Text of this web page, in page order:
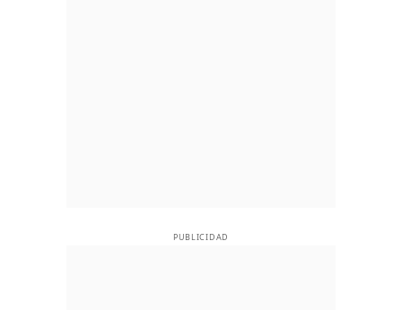
PUBLICIDAD